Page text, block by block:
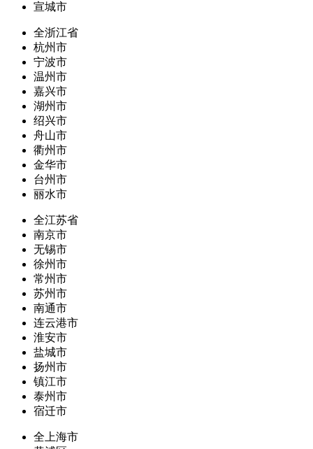
宣城市
全浙江省
杭州市
宁波市
温州市
嘉兴市
湖州市
绍兴市
舟山市
衢州市
金华市
台州市
丽水市
全江苏省
南京市
无锡市
徐州市
常州市
苏州市
南通市
连云港市
淮安市
盐城市
扬州市
镇江市
泰州市
宿迁市
全上海市